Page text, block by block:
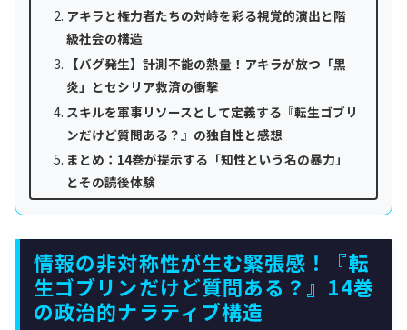
アキラと権力者たちの対峙を彩る視覚的演出と階
級社会の構造
【バグ発生】計測不能の熱量！アキラが放つ「黒
炎」とセシリア救済の衝撃
スキルを軍事リソースとして定義する『転生ゴブリ
ンだけど質問ある？』の独自性と感想
まとめ：14巻が提示する「知性という名の暴力」
とその読後体験
情報の非対称性が生む緊張感！『転
生ゴブリンだけど質問ある？』14巻
の政治的ナラティブ構造